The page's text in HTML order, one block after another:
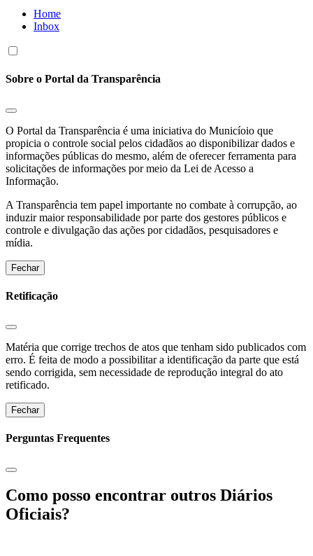
Home
Inbox
Sobre o Portal da Transparência
O Portal da Transparência é uma iniciativa do Municíoio que
propicia o controle social pelos cidadãos ao disponibilizar dados e
informações públicas do mesmo, além de oferecer ferramenta para
solicitações de informações por meio da Lei de Acesso a
Informação.
A Transparência tem papel importante no combate à corrupção, ao
induzir maior responsabilidade por parte dos gestores públicos e
controle e divulgação das ações por cidadãos, pesquisadores e
mídia.
Fechar
Retificação
Matéria que corrige trechos de atos que tenham sido publicados com
erro. É feita de modo a possibilitar a identificação da parte que está
sendo corrigida, sem necessidade de reprodução integral do ato
retificado.
Fechar
Perguntas Frequentes
Como posso encontrar outros Diários
Oficiais?